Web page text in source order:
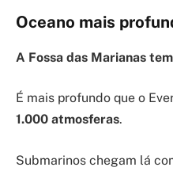
Oceano mais
A Fossa das Marianas
É mais profundo que o
1.000 atmosferas.
Submarinos chegam lá